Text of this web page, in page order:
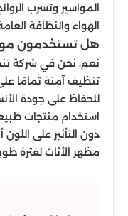
المواسير وتسرب
الهواء والنظافة
هل تستخدمون
نعم، نحن في شركة
تنظيف آمنة تمامًا
للحفاظ على جودة
استخدام منتجات
دون التأثير على
مظهر الأثاث لفترة